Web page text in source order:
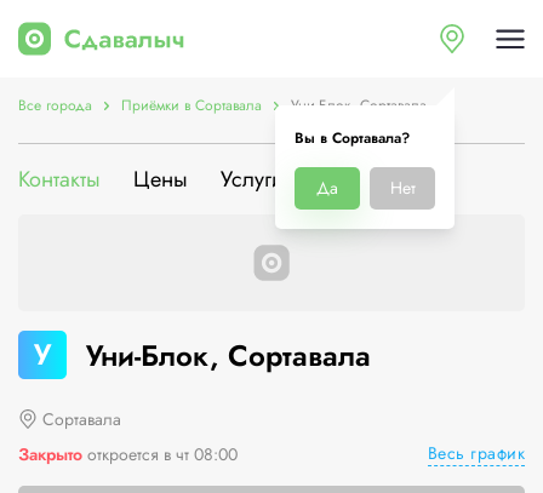
Вы в Сортавала?
Да Нет
Все города Приёмки в Сортавала Уни-Блок, Сортавала
Контакты Цены Услуги О компании
У Уни-Блок, Сортавала
Сортавала
Закрыто откроется в чт 08:00 Весь график